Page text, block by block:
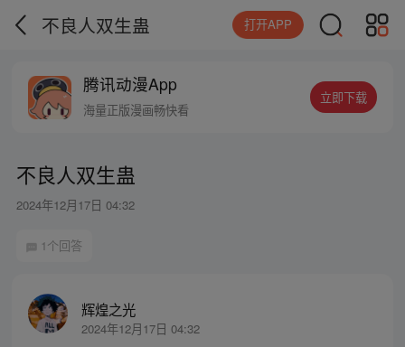
不良人双生蛊 打开APP
腾讯动漫App
海量正版漫画畅快看
立即下载
不良人双生蛊
2024年12月17日 04:32
1个回答
辉煌之光
2024年12月17日 04:32